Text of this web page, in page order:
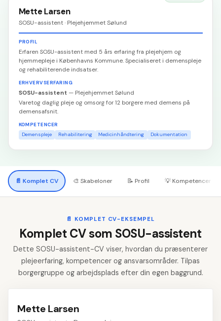
Mette Larsen
SOSU-assistent · Plejehjemmet Sølund
PROFIL
Erfaren SOSU-assistent med 5 års erfaring fra plejehjem og
hjemmepleje i Københavns Kommune. Specialiseret i demenspleje
og rehabiliterende indsatser.
ERHVERVSERFARING
SOSU-assistent — Plejehjemmet Sølund
Varetog daglig pleje og omsorg for 12 borgere med demens på
demensafsnit.
KOMPETENCER
Demenspleje
Rehabilitering Medicinhåndtering Dokumentation
📄 Komplet CV 🎨 Skabeloner 📝 Profil 💡 Kompetencer
📄 KOMPLET CV-EKSEMPEL
Komplet CV som SOSU-assistent
Dette SOSU-assistent-CV viser, hvordan du præsenterer
plejeerfaring, kompetencer og ansvarsområder. Tilpas
borgergruppe og arbejdsplads efter din egen baggrund.
Mette Larsen